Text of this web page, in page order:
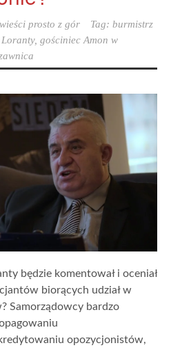
wieści prosto z gór Tag: burmistrz
, gościniec Amon w
będzie komentował i oceniał
biorących udział w
Samorządowcy bardzo
opozycjonistów,